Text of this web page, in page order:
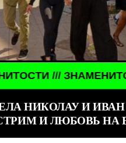
///
НИКОЛАУ И
И ЛЮБОВЬ НА